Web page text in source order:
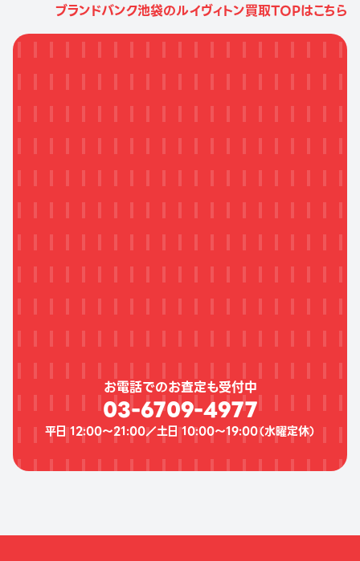
ブランドバンク池袋のルイヴィトン買取TOPはこちら
お電話でのお査定も受付中
03-6709-4977
平日 12:00〜21:00／土日 10:00〜19:00（水曜定休）